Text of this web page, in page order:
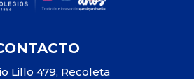
Lillo 479, Recoleta